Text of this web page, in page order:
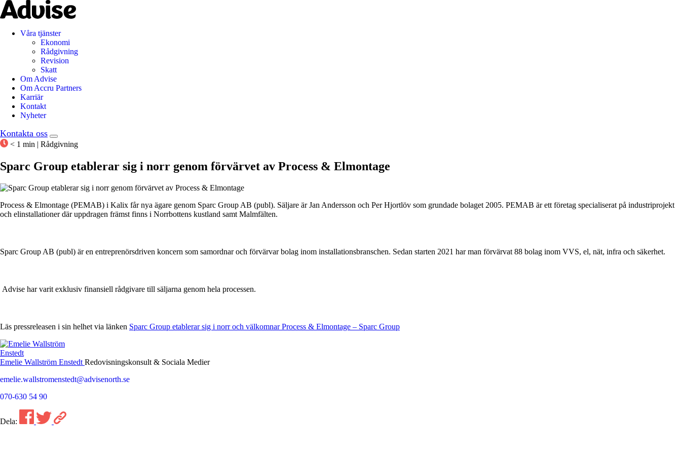
Våra tjänster
Ekonomi
Rådgivning
Revision
Skatt
Om Advise
Om Accru Partners
Karriär
Kontakt
Nyheter
Kontakta oss
< 1 min |Rådgivning
Sparc Group etablerar sig i norr genom förvärvet av Process & Elmontage
Process & Elmontage (PEMAB) i Kalix får nya ägare genom Sparc Group AB (publ). Säljare är Jan Andersson och Per Hjortlöv som grundade bolaget 2005. PEMAB är ett företag specialiserat på industriprojekt
och elinstallationer där uppdragen främst finns i Norrbottens kustland samt Malmfälten.
Sparc Group AB (publ) är en entreprenörsdriven koncern som samordnar och förvärvar bolag inom installationsbranschen. Sedan starten 2021 har man förvärvat 88 bolag inom VVS, el, nät, infra och säkerhet.
Advise har varit exklusiv finansiell rådgivare till säljarna genom hela processen.
Läs pressreleasen i sin helhet via länken Sparc Group etablerar sig i norr och välkomnar Process & Elmontage – Sparc Group
Emelie Wallström Enstedt Redovisningskonsult & Sociala Medier
emelie.wallstromenstedt@advisenorth.se
070-630 54 90
Dela: